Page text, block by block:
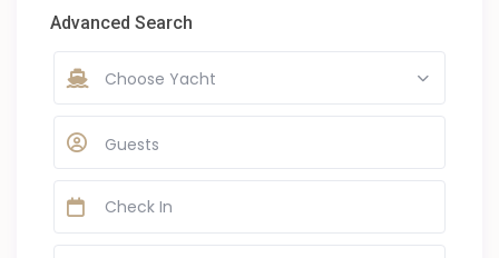
Advanced Search
Choose Yacht
Guests